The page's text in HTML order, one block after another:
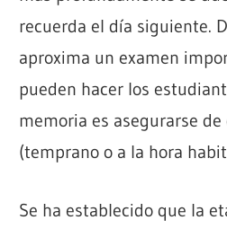
recuerda el día siguiente.
aproxima un examen
pueden hacer los
memoria es asegurarse
(temprano o a la hora
Se ha establecido que la